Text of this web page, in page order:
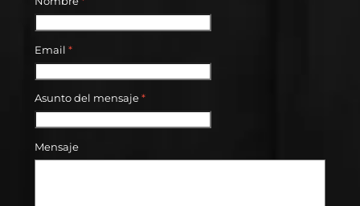
Email *
Asunto del mensaje*
Mensaje